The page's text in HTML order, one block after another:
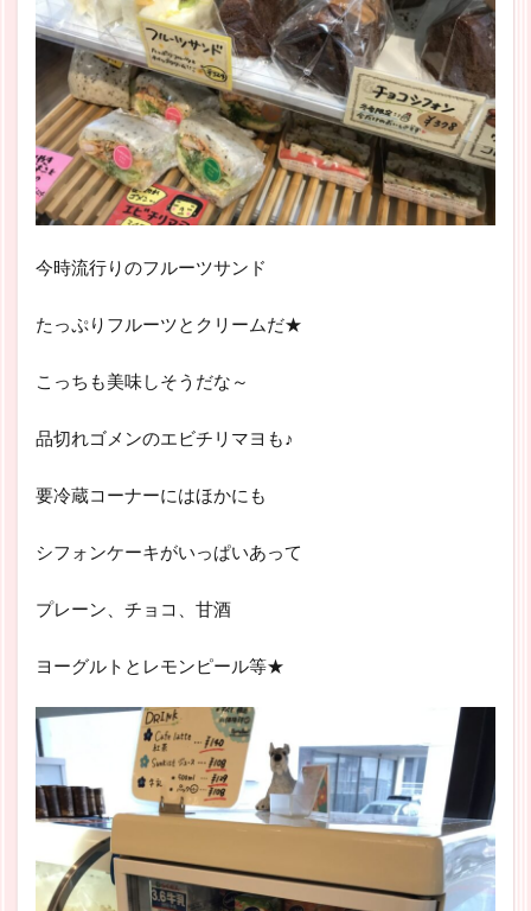
今時流行りのフルーツサンド
たっぷりフルーツとクリームだ★
こっちも美味しそうだな～
品切れゴメンのエビチリマヨも♪
要冷蔵コーナーにはほかにも
シフォンケーキがいっぱいあって
プレーン、チョコ、甘酒
ヨーグルトとレモンピール等★